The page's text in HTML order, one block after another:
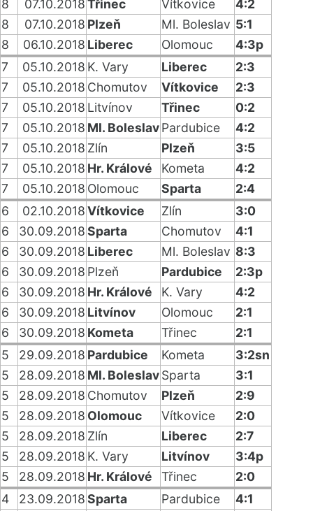
8 07.10.2018Třinec Vítkovice
4:2
8
07.10.2018 Plzeň Ml. Boleslav 5:1
8
06.10.2018 Liberec Olomouc
4:3p
7
05.10.2018 K. Vary Liberec
2:3
7
05.10.2018 Chomutov Vítkovice
2:3
7
05.10.2018 Litvínov Třinec
0:2
7
05.10.2018 Ml. BoleslavPardubice
4:2
7
05.10.2018 Zlín Plzeň
3:5
7
05.10.2018 Hr. Králové Kometa
4:2
7
05.10.2018 Olomouc Sparta
2:4
6
02.10.2018Vítkovice Zlín
3:0
6
30.09.2018Sparta Chomutov
4:1
6
30.09.2018 Liberec Ml. Boleslav 8:3
6
30.09.2018 Plzeň Pardubice
2:3p
6
30.09.2018 Hr. Králové K. Vary
4:2
6
30.09.2018 Litvínov Olomouc
2:1
6
30.09.2018 Kometa Třinec
2:1
5
29.09.2018 Pardubice Kometa
3:2sn
5
28.09.2018 Ml. BoleslavSparta
3:1
5
28.09.2018 Chomutov Plzeň
2:9
5
28.09.2018 Olomouc Vítkovice
2:0
5
28.09.2018 Zlín Liberec
2:7
5
28.09.2018 K. Vary Litvínov
3:4p
5
28.09.2018 Hr. Králové Třinec
2:0
4
23.09.2018Sparta Pardubice
4:1